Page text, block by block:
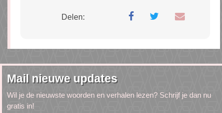
Delen:
Mail nieuwe updates
Wil je de nieuwste woorden en verhalen lezen? Schrijf je dan nu
gratis in!